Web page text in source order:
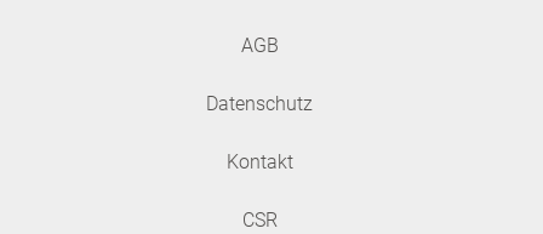
AGB
Datenschutz
Kontakt
CSR